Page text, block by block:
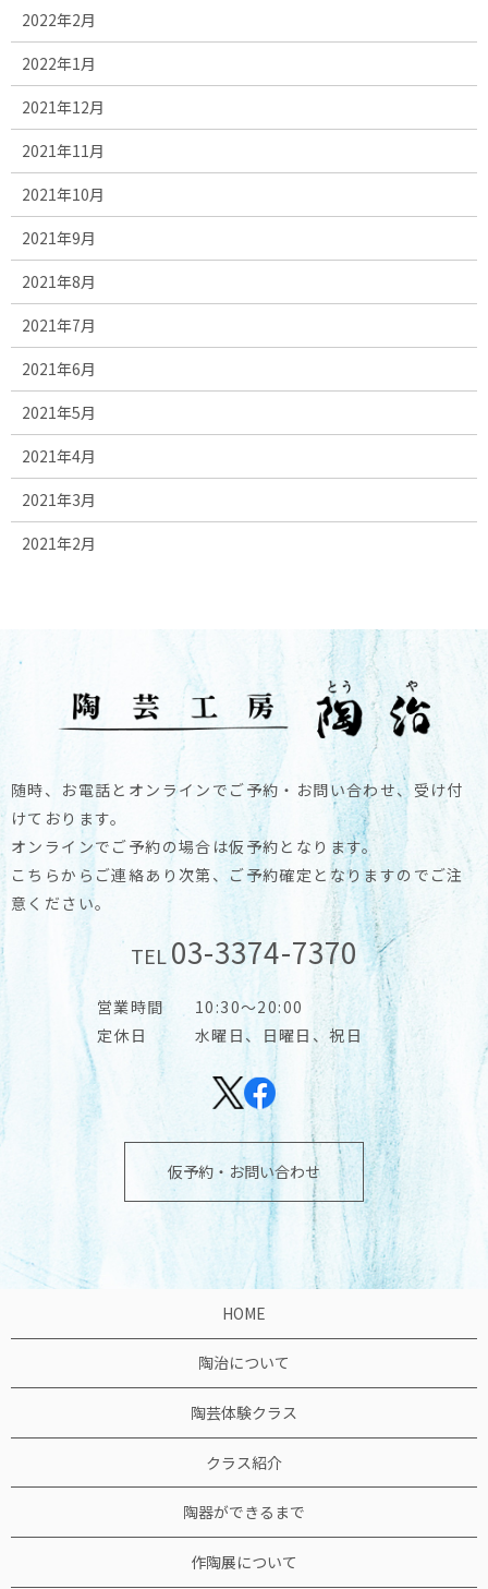
2022年2月
2022年1月
2021年12月
2021年11月
2021年10月
2021年9月
2021年8月
2021年7月
2021年6月
2021年5月
2021年4月
2021年3月
2021年2月
随時、お電話とオンラインでご予約・お問い合わせ、受け付
けております。
オンラインでご予約の場合は仮予約となります。
こちらからご連絡あり次第、ご予約確定となりますのでご注
意ください。
TEL03-3374-7370
営業時間
10:30～20:00
定休日
水曜日、日曜日、祝日
仮予約・お問い合わせ
HOME
陶治について
陶芸体験クラス
クラス紹介
陶器ができるまで
作陶展について